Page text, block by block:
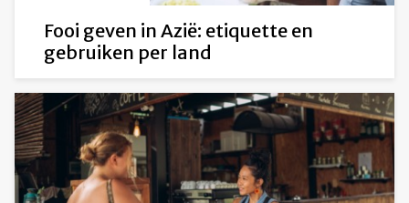
Fooi geven in Azië: etiquette en
gebruiken per land